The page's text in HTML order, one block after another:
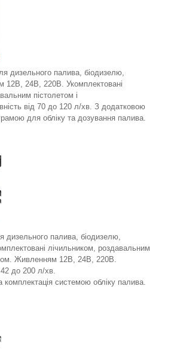
дизельного палива, біодизелю,
12В, 24В, 220В. Укомплектовані
пістолетом і
від 70 до 120 л/хв. З додатковою
для обліку та дозування палива.
дизельного палива, біодизелю,
лічильником, роздавальним
Живленням 12В, 24В, 220В.
42 до 200 л/хв.
системою обліку палива.